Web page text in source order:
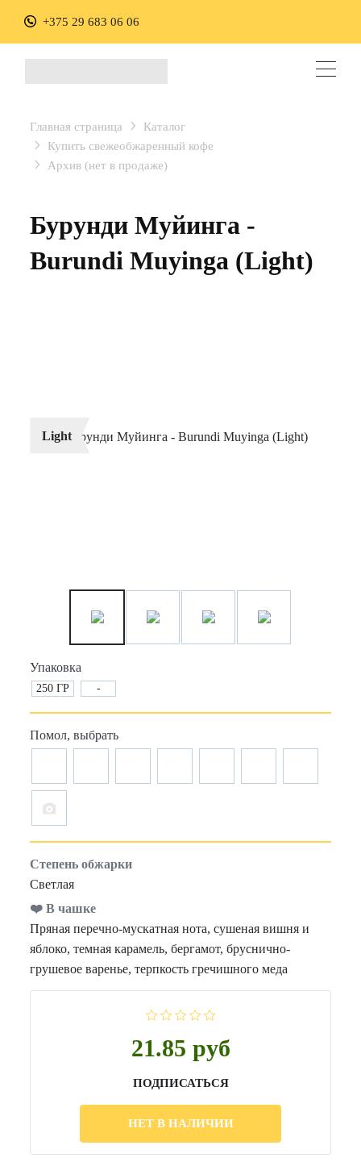
+375 29 683 06 06
Главная страница
Каталог
Купить свежеобжаренный кофе
Архив (нет в продаже)
Бурунди Муйинга -
Burundi Muyinga (Light)
Light
Упаковка
250 ГР -
Помол, выбрать
Степень обжарки
Светлая
❤️ В чашке
Пряная перечно-мускатная нота, сушеная вишня и
яблоко, темная карамель, бергамот, бруснично-
грушевое варенье, терпкость гречишного меда
21.85 руб
ПОДПИСАТЬСЯ
НЕТ В НАЛИЧИИ